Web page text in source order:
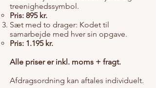
treenighedssymbol.
Pris: 895 kr.
Sæt med to drager: Kodet til
samarbejde med hver sin opgave.
Pris: 1.195 kr.
Alle priser er inkl. moms + fragt.
Afdragsordning kan aftales individuelt.